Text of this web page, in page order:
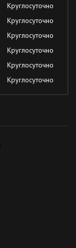
Круглосуточно
Круглосуточно
Круглосуточно
Круглосуточно
Круглосуточно
Круглосуточно